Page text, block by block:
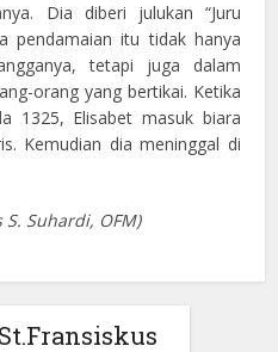
Dia diberi julukan “Juru
pendamaian itu tidak hanya
tetapi juga dalam
orang yang bertikai. Ketika
1325, Elisabet masuk biara
Kemudian dia meninggal di
Suhardi, OFM)